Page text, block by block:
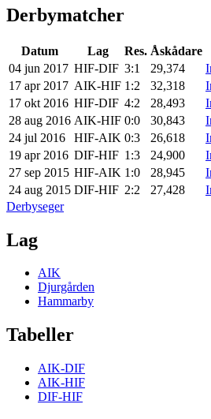
Derbymatcher
Datum Lag Res. Åskådare
04 jun 2017 HIF-DIF 3:1 29,374
17 apr 2017 AIK-HIF 1:2 32,318
17 okt 2016 HIF-DIF 4:2 28,493
28 aug 2016 AIK-HIF 0:0 30,843
24 jul 2016
HIF-AIK 0:3 26,618
19 apr 2016 DIF-HIF 1:3 24,900
27 sep 2015 HIF-AIK 1:0 28,945
24 aug 2015 DIF-HIF 2:2 27,428
Derbyseger
Lag
AIK
Djurgården
Hammarby
Tabeller
AIK-DIF
AIK-HIF
DIF-HIF